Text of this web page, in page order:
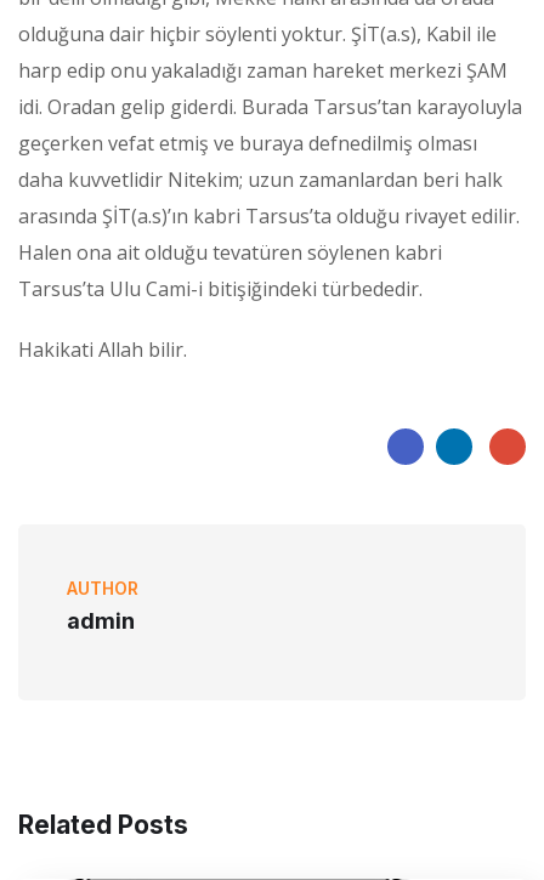
olduğuna dair hiçbir söylenti yoktur. ŞİT(a.s), Kabil ile
harp edip onu yakaladığı zaman hareket merkezi ŞAM
idi. Oradan gelip giderdi. Burada Tarsus’tan karayoluyla
geçerken vefat etmiş ve buraya defnedilmiş olması
daha kuvvetlidir Nitekim; uzun zamanlardan beri halk
arasında ŞİT(a.s)’ın kabri Tarsus’ta olduğu rivayet edilir.
Halen ona ait olduğu tevatüren söylenen kabri
Tarsus’ta Ulu Cami-i bitişiğindeki türbededir.
Hakikati Allah bilir.
AUTHOR
admin
Related Posts